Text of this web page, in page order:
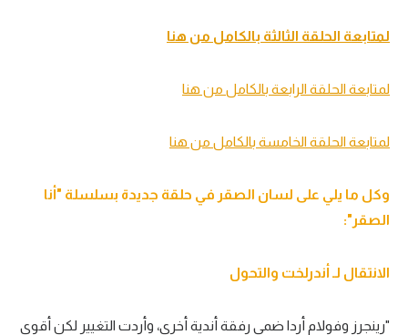
كرة يد
في المونديال
آسيا
لمتابعة الحلقة الثالثة بالكامل من هنا
لمتابعة الحلقة الرابعة بالكامل من هنا
لمتابعة الحلقة الخامسة بالكامل من هنا
وكل ما يلي على لسان الصقر في حلقة جديدة بسلسلة "أنا
الصقر":
الانتقال لـ أندرلخت والتحول
"رينجرز وفولام أردا ضمي رفقة أندية أخرى، وأردت التغيير لكن أقوى